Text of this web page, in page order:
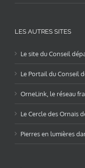
LES AUTRES SITES
Le site du Conseil
Le Portail du Conseil
OrneLink, le réseau
Le Cercle des Ornais
Pierres en lumières